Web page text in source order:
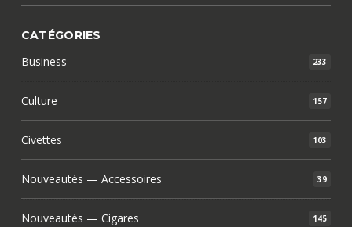
CATÉGORIES
Business 233
Culture 157
Civettes 103
Nouveautés — Accessoires 39
Nouveautés — Cigares 145